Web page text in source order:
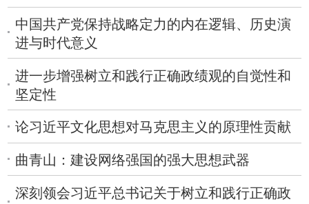
中国共产党保持战略定力的内在逻辑、历史演
进与时代意义
进一步增强树立和践行正确政绩观的自觉性和
坚定性
论习近平文化思想对马克思主义的原理性贡献
曲青山：建设网络强国的强大思想武器
深刻领会习近平总书记关于树立和践行正确政